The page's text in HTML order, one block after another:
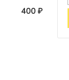
400 ₽